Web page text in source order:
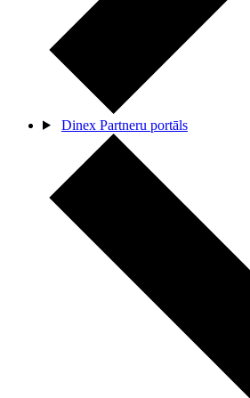
Dinex Partneru portāls